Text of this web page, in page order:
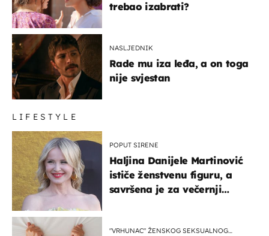
trebao izabrati?
NASLJEDNIK
Rade mu iza leđa, a on toga
nije svjestan
LIFESTYLE
POPUT SIRENE
Haljina Danijele Martinović
ističe ženstvenu figuru, a
savršena je za večernji
"VRHUNAC" ŽENSKOG SEKSUALNOG